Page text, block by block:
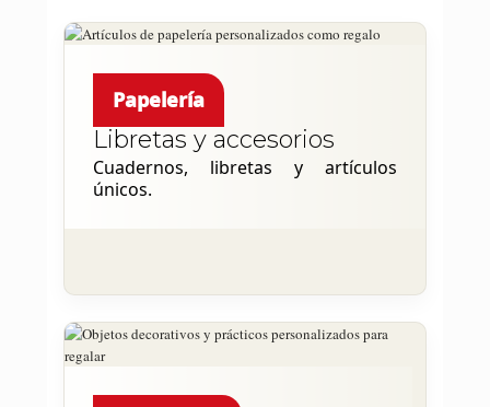
Papelería
Libretas y accesorios
Cuadernos, libretas y artículos
únicos.